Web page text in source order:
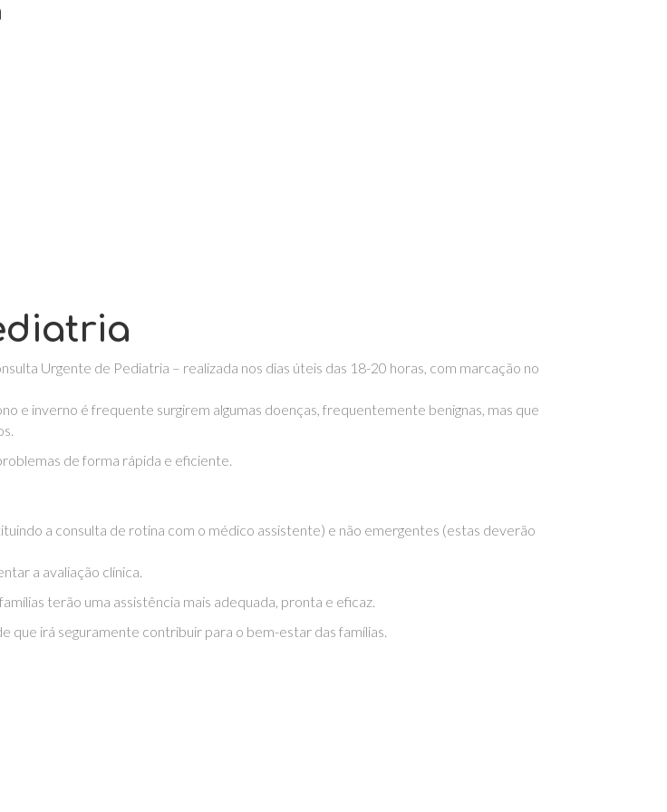
Urgente de Pediatria – realizada nos dias úteis das 18-20 horas, com marcação no
e inverno é frequente surgirem algumas doenças, frequentemente benignas, mas que
de forma rápida e eficiente.
a consulta de rotina com o médico assistente) e não emergentes (estas deverão
a avaliação clínica.
terão uma assistência mais adequada, pronta e eficaz.
irá seguramente contribuir para o bem-estar das famílias.